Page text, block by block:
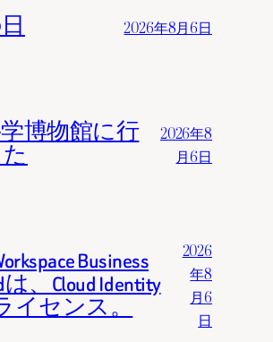
2026年8月6日
博物館に行
2026年8
月6日
Business
は、Cloud Identity
イセンス。
2026
年8
月6
日